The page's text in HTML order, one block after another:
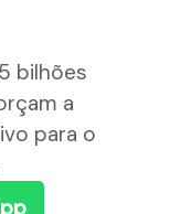
bilhões
a
para o